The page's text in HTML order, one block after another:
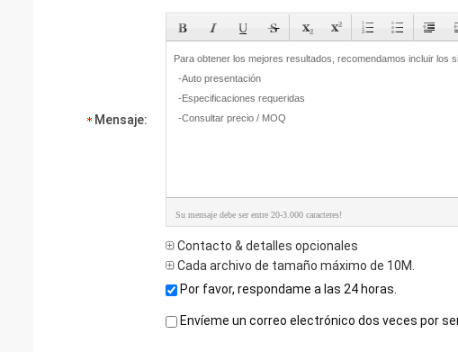
Mensaje:
Su mensaje debe ser entre 20-3.000 caracteres!
Contacto & detalles opcionales
Cada archivo de tamaño máximo de 10M.
Por favor, respondame a las 24 horas.
Envíeme un correo electrónico dos veces por